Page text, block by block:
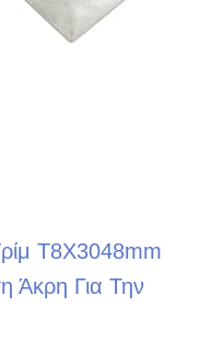
T8X3048mm
Άκρη Για Την